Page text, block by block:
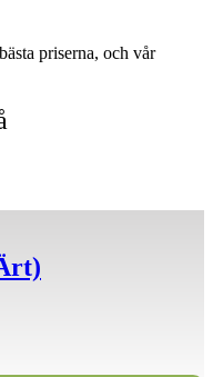
priserna, och vår